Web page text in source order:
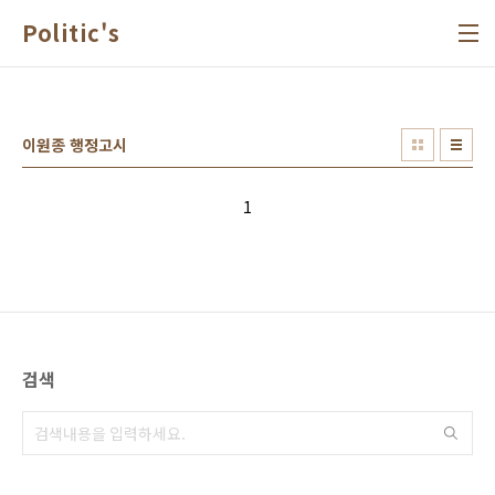
Politic's
이원종 행정고시
1
검색